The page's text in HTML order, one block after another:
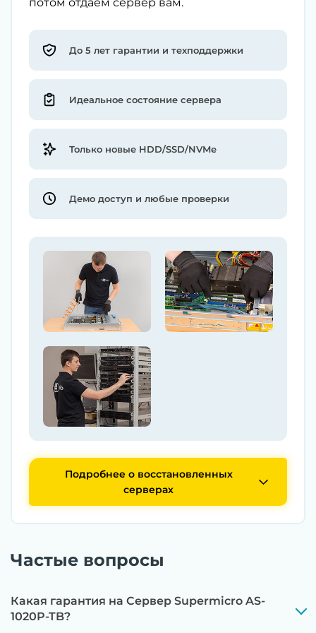
До 5 лет гарантии и техподдержки
Идеальное состояние сервера
Только новые HDD/SSD/NVMe
Демо доступ и любые проверки
Подробнее о восстановленных
серверах
Частые вопросы
Какая гарантия на Сервер Supermicro AS-
1020P-TB?